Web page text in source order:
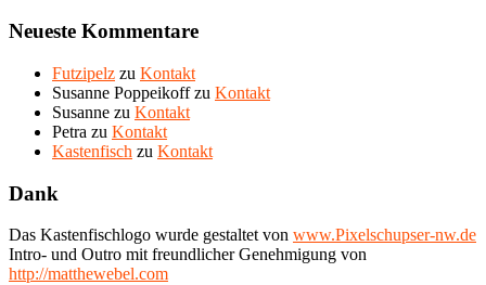
Neueste Kommentare
Futzipelz zu Kontakt
Susanne Poppeikoffzu Kontakt
Susanne zu Kontakt
Petra zu Kontakt
Kastenfisch zu Kontakt
Dank
Das Kastenfischlogo wurde gestaltet von www.Pixelschupser-nw.de
Intro- und Outro mit freundlicher Genehmigung von
http://matthewebel.com